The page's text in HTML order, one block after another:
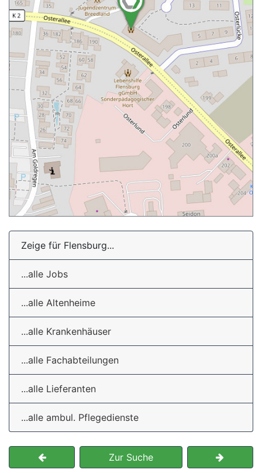
Zeige für Flensburg...
...alle Jobs
...alle Altenheime
...alle Krankenhäuser
...alle Fachabteilungen
...alle Lieferanten
...alle ambul. Pflegedienste
Zur Suche